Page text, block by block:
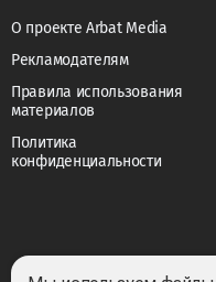
О проекте Arbat Media
Рекламодателям
Правила использования
материалов
Политика
конфиденциальности